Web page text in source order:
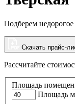
Подберем
Скачать прайс-
Рассчитайте
Площадь
Площадь